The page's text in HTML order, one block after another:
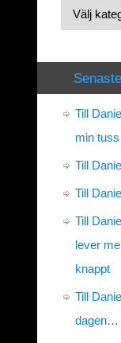
Till
min
Till
Till
Till
lever
knappt
Till
dagen…